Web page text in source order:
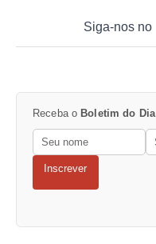
Siga-nos no
Receba o Boletim do Dia
Inscrever